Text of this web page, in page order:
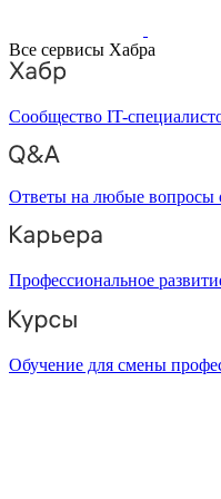
Все сервисы Хабра
Сообщество IT-
Ответы на любые вопросы
Профессиональное
Обучение для смены